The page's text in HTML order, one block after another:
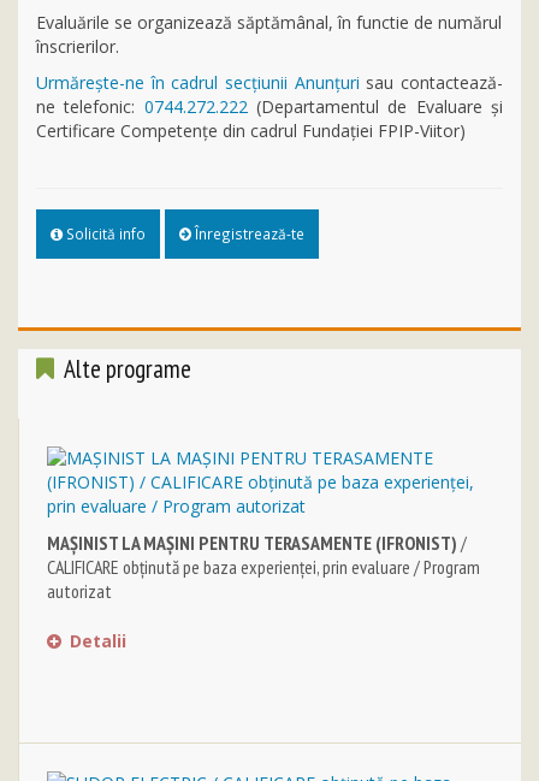
Evaluările se organizează săptămânal, în functie de numărul
înscrierilor.
Urmăreşte-ne în cadrul secţiunii Anunţuri sau contactează-
ne telefonic: 0744.272.222(Departamentul de Evaluare și
Certificare Competențe din cadrul Fundației FPIP-Viitor)
Solicită info Înregistrează-te
Alte programe
MAŞINIST LA MAŞINI PENTRU TERASAMENTE (IFRONIST) /
CALIFICARE obținută pe baza experienței, prin evaluare / Program
autorizat
Detalii